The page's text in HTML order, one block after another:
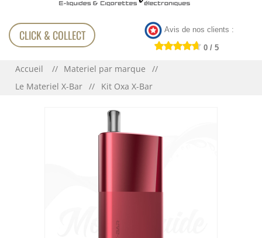
CLICK & COLLECT Avis de nos clients :
0 / 5
Accueil
Materiel par marque
Le Materiel X-Bar
Kit Oxa X-Bar